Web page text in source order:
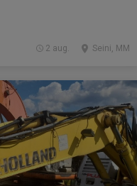
Seini, MM
2 aug.